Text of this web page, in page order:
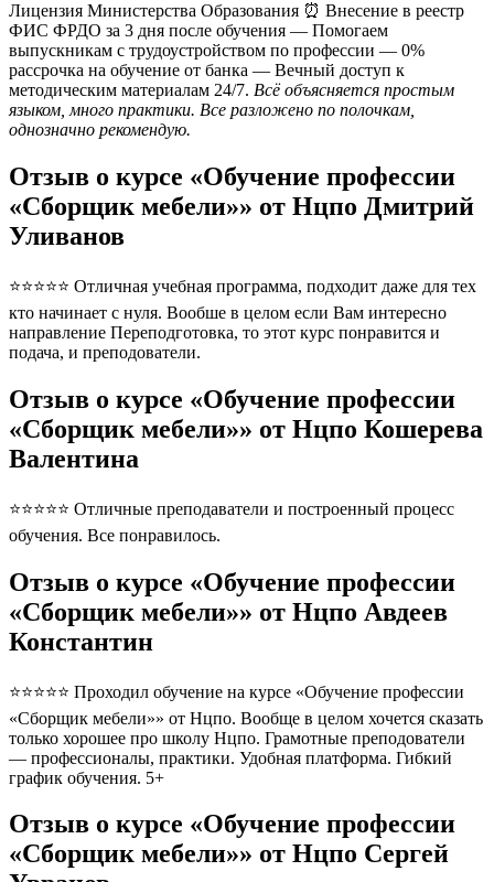
Лицензия Министерства Образования ⏰ Внесение в реестр
ФИС ФРДО за 3 дня после обучения — Помогаем
выпускникам с трудоустройством по профессии — 0%
рассрочка на обучение от банка — Вечный доступ к
методическим материалам 24/7. Всё объясняется простым
языком, много практики. Все разложено по полочкам,
однозначно рекомендую.
Отзыв о курсе «Обучение профессии
«Сборщик мебели»» от Нцпо Дмитрий
Уливанов
⭐⭐⭐⭐⭐ Отличная учебная программа, подходит даже для тех
кто начинает с нуля. Вообше в целом если Вам интересно
направление Переподготовка, то этот курс понравится и
подача, и преподователи.
Отзыв о курсе «Обучение профессии
«Сборщик мебели»» от Нцпо Кошерева
Валентина
⭐⭐⭐⭐⭐ Отличные преподаватели и построенный процесс
обучения. Все понравилось.
Отзыв о курсе «Обучение профессии
«Сборщик мебели»» от Нцпо Авдеев
Константин
⭐⭐⭐⭐⭐ Проходил обучение на курсе «Обучение профессии
«Сборщик мебели»» от Нцпо. Вообще в целом хочется сказать
только хорошее про школу Нцпо. Грамотные преподователи
— профессионалы, практики. Удобная платформа. Гибкий
график обучения. 5+
Отзыв о курсе «Обучение профессии
«Сборщик мебели»» от Нцпо Сергей